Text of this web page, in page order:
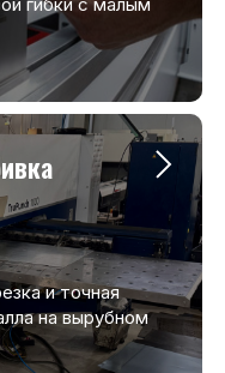
и точная
на вырубном